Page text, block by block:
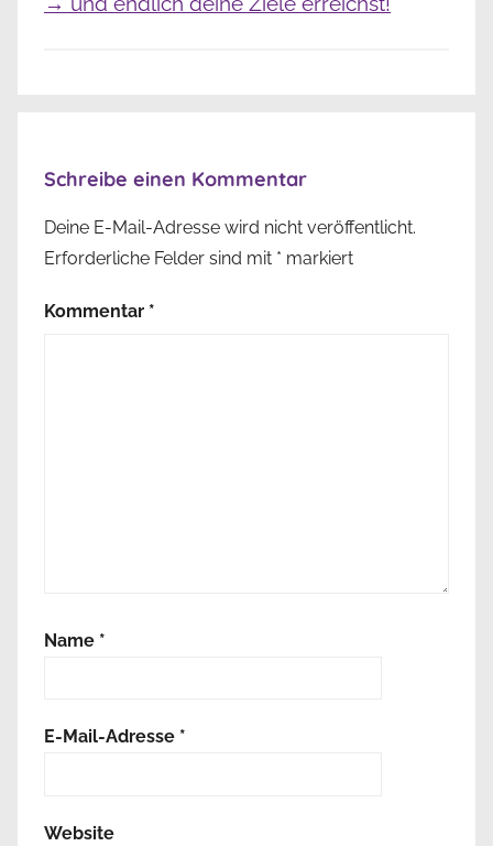
Schreibe einen Kommentar
Deine E-Mail-Adresse wird nicht veröffentlicht.
Erforderliche Felder sind mit * markiert
Kommentar *
Name *
E-Mail-Adresse *
Website